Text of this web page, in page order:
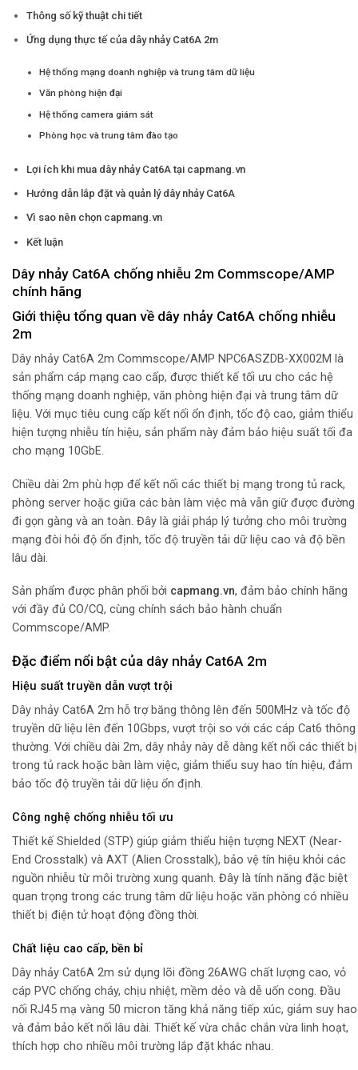
Thông số kỹ thuật chi tiết
Ứng dụng thực tế của dây nhảy Cat6A 2m
Hệ thống mạng doanh nghiệp và trung tâm dữ liệu
Văn phòng hiện đại
Hệ thống camera giám sát
Phòng học và trung tâm đào tạo
Lợi ích khi mua dây nhảy Cat6A tại capmang.vn
Hướng dẫn lắp đặt và quản lý dây nhảy Cat6A
Vì sao nên chọn capmang.vn
Kết luận
Dây nhảy Cat6A chống nhiễu 2m Commscope/AMP
chính hãng
Giới thiệu tổng quan về dây nhảy Cat6A chống nhiễu
2m
Dây nhảy Cat6A 2m Commscope/AMP NPC6ASZDB-XX002M là
sản phẩm cáp mạng cao cấp, được thiết kế tối ưu cho các hệ
thống mạng doanh nghiệp, văn phòng hiện đại và trung tâm dữ
liệu. Với mục tiêu cung cấp kết nối ổn định, tốc độ cao, giảm thiểu
hiện tượng nhiễu tín hiệu, sản phẩm này đảm bảo hiệu suất tối đa
cho mạng 10GbE.
Chiều dài 2m phù hợp để kết nối các thiết bị mạng trong tủ rack,
phòng server hoặc giữa các bàn làm việc mà vẫn giữ được đường
đi gọn gàng và an toàn. Đây là giải pháp lý tưởng cho môi trường
mạng đòi hỏi độ ổn định, tốc độ truyền tải dữ liệu cao và độ bền
lâu dài.
Sản phẩm được phân phối bởi capmang.vn, đảm bảo chính hãng
với đầy đủ CO/CQ, cùng chính sách bảo hành chuẩn
Commscope/AMP.
Đặc điểm nổi bật của dây nhảy Cat6A 2m
Hiệu suất truyền dẫn vượt trội
Dây nhảy Cat6A 2m hỗ trợ băng thông lên đến 500MHz và tốc độ
truyền dữ liệu lên đến 10Gbps, vượt trội so với các cáp Cat6 thông
thường. Với chiều dài 2m, dây nhảy này dễ dàng kết nối các thiết bị
trong tủ rack hoặc bàn làm việc, giảm thiểu suy hao tín hiệu, đảm
bảo tốc độ truyền tải dữ liệu ổn định.
Công nghệ chống nhiễu tối ưu
Thiết kế Shielded (STP) giúp giảm thiểu hiện tượng NEXT (Near-
End Crosstalk) và AXT (Alien Crosstalk), bảo vệ tín hiệu khỏi các
nguồn nhiễu từ môi trường xung quanh. Đây là tính năng đặc biệt
quan trọng trong các trung tâm dữ liệu hoặc văn phòng có nhiều
thiết bị điện tử hoạt động đồng thời.
Chất liệu cao cấp, bền bỉ
Dây nhảy Cat6A 2m sử dụng lõi đồng 26AWG chất lượng cao, vỏ
cáp PVC chống cháy, chịu nhiệt, mềm dẻo và dễ uốn cong. Đầu
nối RJ45 mạ vàng 50 micron tăng khả năng tiếp xúc, giảm suy hao
và đảm bảo kết nối lâu dài. Thiết kế vừa chắc chắn vừa linh hoạt,
thích hợp cho nhiều môi trường lắp đặt khác nhau.